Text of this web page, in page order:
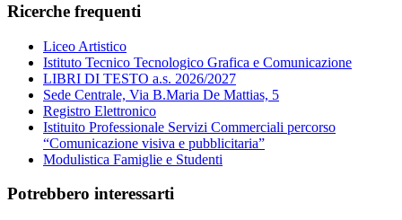
Ricerche frequenti
Liceo Artistico
Istituto Tecnico Tecnologico Grafica e Comunicazione
LIBRI DI TESTO a.s. 2026/2027
Sede Centrale, Via B.Maria De Mattias, 5
Registro Elettronico
Istituito Professionale Servizi Commerciali percorso
“Comunicazione visiva e pubblicitaria”
Modulistica Famiglie e Studenti
Potrebbero interessarti